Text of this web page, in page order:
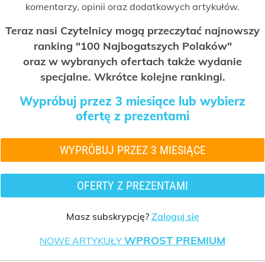
komentarzy, opinii oraz dodatkowych artykułów.
Teraz nasi Czytelnicy mogą przeczytać najnowszy
ranking "100 Najbogatszych Polaków"
oraz w wybranych ofertach także wydanie
specjalne. Wkrótce kolejne rankingi.
Wypróbuj przez 3 miesiące lub wybierz
ofertę z prezentami
WYPRÓBUJ PRZEZ 3 MIESIĄCE
OFERTY Z PREZENTAMI
Masz subskrypcję? Zaloguj się
NOWE ARTYKUŁY WPROST PREMIUM